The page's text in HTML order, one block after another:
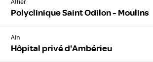
Allier
Polyclinique Saint Odilon - Moulins
Ain
Hôpital privé d'Ambérieu